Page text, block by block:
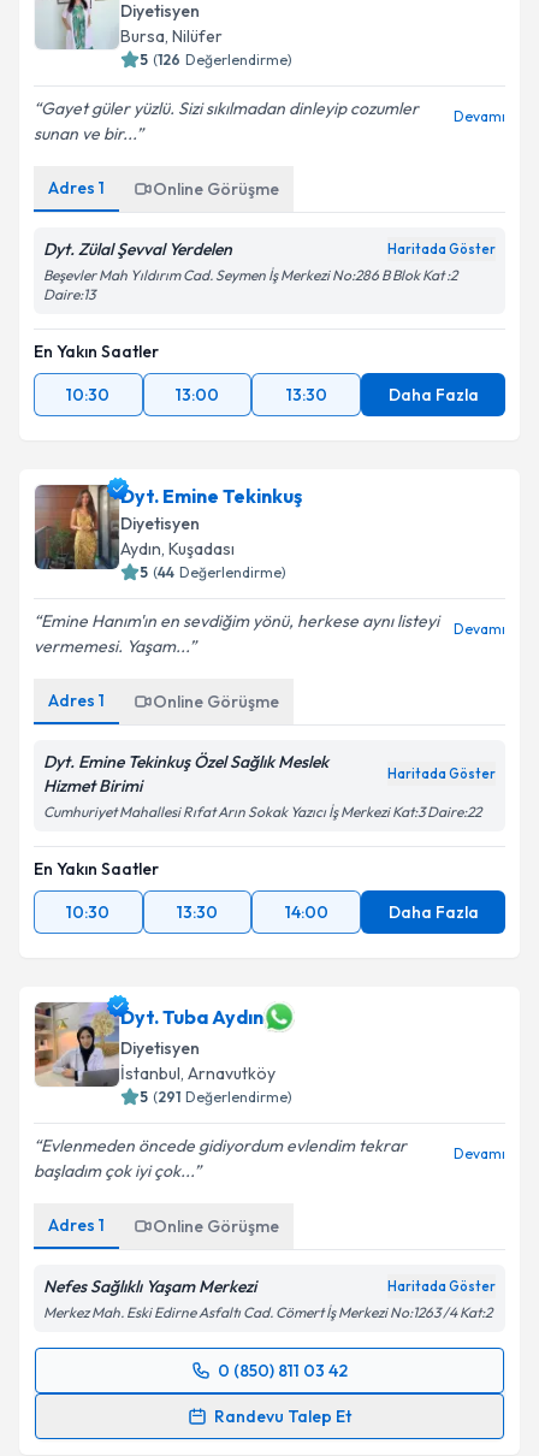
Diyetisyen
Bursa, Nilüfer
5 (126 Değerlendirme)
Gayet güler yüzlü. Sizi sıkılmadan dinleyip cozumler
sunan ve bir...
Devamı
Adres 1 Online Görüşme
Dyt. Zülal Şevval Yerdelen Haritada Göster
Beşevler Mah Yıldırım Cad. Seymen İş Merkezi No:286 B Blok Kat :2
Daire:13
En Yakın Saatler
10:30
13:00 13:30 Daha Fazla
Dyt. Emine Tekinkuş
Diyetisyen
Aydın, Kuşadası
5 (44 Değerlendirme)
Emine Hanım'ın en sevdiğim yönü, herkese aynı listeyi
vermemesi. Yaşam...
Devamı
Adres 1 Online Görüşme
Dyt. Emine Tekinkuş Özel Sağlık Meslek
Hizmet Birimi
Haritada Göster
Cumhuriyet Mahallesi Rıfat Arın Sokak Yazıcı İş Merkezi Kat:3 Daire:22
En Yakın Saatler
10:30
13:30 14:00 Daha Fazla
Dyt. Tuba Aydın
Diyetisyen
İstanbul, Arnavutköy
5 (291 Değerlendirme)
Evlenmeden öncede gidiyordum evlendim tekrar
başladım çok iyi çok...
Devamı
Adres 1 Online Görüşme
Nefes Sağlıklı Yaşam Merkezi Haritada Göster
Merkez Mah. Eski Edirne Asfaltı Cad. Cömert İş Merkezi No:1263 /4 Kat:2
0 (850) 811 03 42
Randevu Talep Et
Randevu Takvimi Talebi